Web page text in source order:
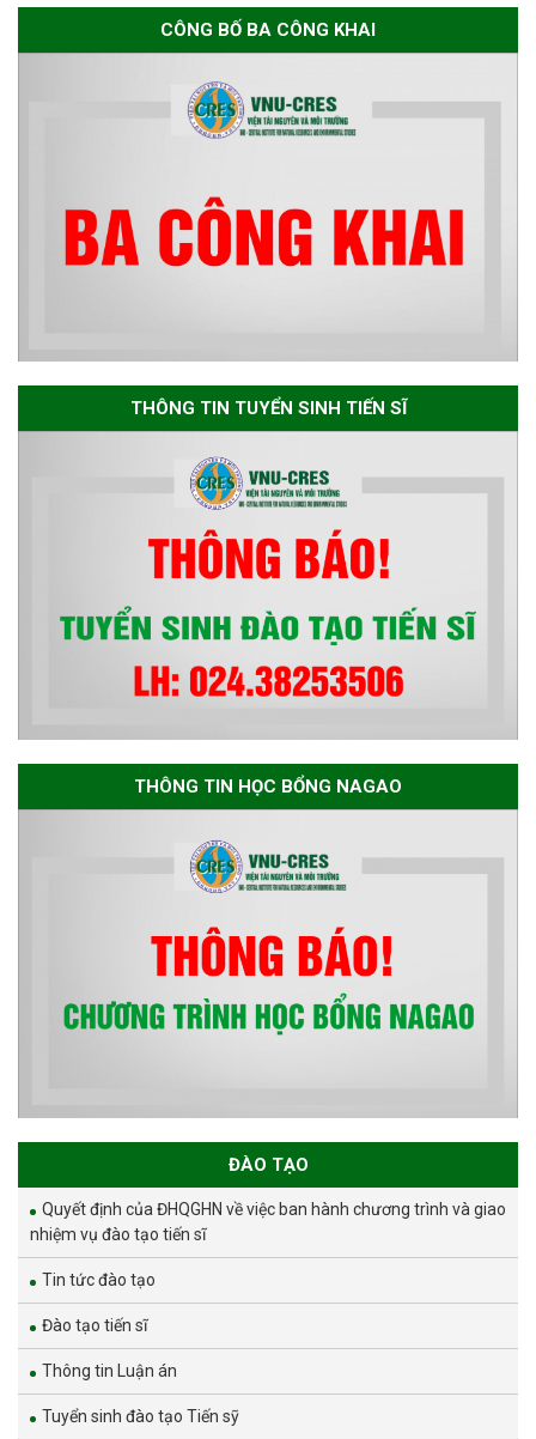
bổng Nagao tại Việt Nam năm
học 2026-2027
Thông báo về việc họp Tiểu
ban chuyên môn đánh giá hồ
sơ chuyên môn cho các thí sinh
CÔNG BỐ BA CÔNG KHAI
THÔNG TIN TUYỂN SINH TIẾN SĨ
THÔNG TIN HỌC BỔNG NAGAO
ĐÀO TẠO
Quyết định của ĐHQGHN về việc ban hành chương trình và giao
nhiệm vụ đào tạo tiến sĩ
Tin tức đào tạo
Đào tạo tiến sĩ
Thông tin Luận án
Tuyển sinh đào tạo Tiến sỹ